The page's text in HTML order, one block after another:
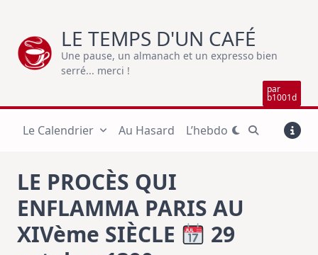
content
LE TEMPS D'UN CAFÉ
Une pause, un almanach et un expresso bien
serré... merci !
par
b1001d
Le Calendrier Au Hasard L’hebdo
LE PROCÈS QUI
ENFLAMMA PARIS AU
XIVème SIÈCLE
29